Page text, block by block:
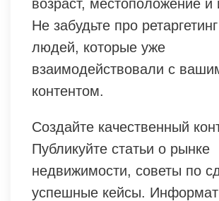
возраст, местоположение и
Не забудьте про
людей, которые уже
взаимодействовали с
контентом.
Создайте качественный
Публикуйте статьи о рынке
недвижимости, советы по
успешные кейсы.